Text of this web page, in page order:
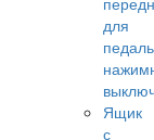
для
Ящик
с